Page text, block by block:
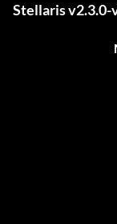
Stellaris v2.3.0-